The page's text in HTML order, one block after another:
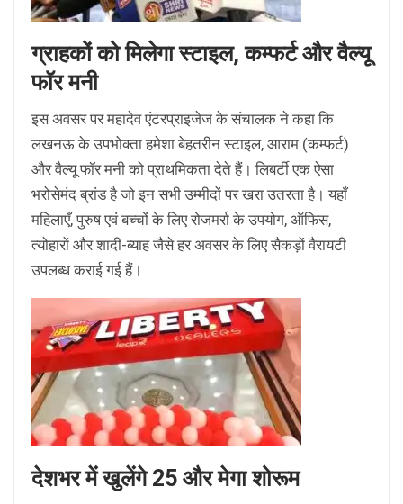
ग्राहकों को मिलेगा स्टाइल, कम्फर्ट और वैल्यू
फॉर मनी
इस अवसर पर महादेव एंटरप्राइजेज के संचालक ने कहा कि
लखनऊ के उपभोक्ता हमेशा बेहतरीन स्टाइल, आराम (कम्फर्ट)
और वैल्यू फॉर मनी को प्राथमिकता देते हैं। लिबर्टी एक ऐसा
भरोसेमंद ब्रांड है जो इन सभी उम्मीदों पर खरा उतरता है। यहाँ
महिलाएँ, पुरुष एवं बच्चों के लिए रोजमर्रा के उपयोग, ऑफिस,
त्योहारों और शादी-ब्याह जैसे हर अवसर के लिए सैकड़ों वैरायटी
उपलब्ध कराई गई हैं।
देशभर में खुलेंगे 25 और मेगा शोरूम